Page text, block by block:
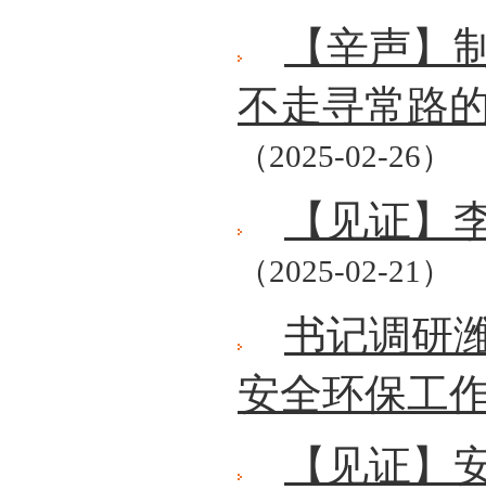
【辛声
不走寻常路
（2025-02-26）
【见证】
（2025-02-21）
书记调研
安全环保工
【见证】